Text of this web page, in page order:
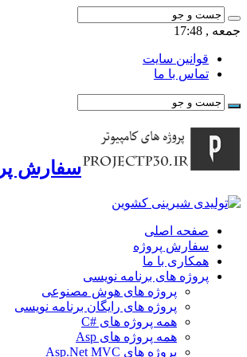
جمعه , 17:48
قوانین سایت
تماس با ما
سفارش
صفحه اصلی
سفارش پروژه
همکاری با ما
پروژه های برنامه نویسی
پروژه های هوش مصنوعی
پروژه های رایگان برنامه نویسی
همه پروژه های #C
همه پروژه های Asp
پروژه های Asp.Net MVC